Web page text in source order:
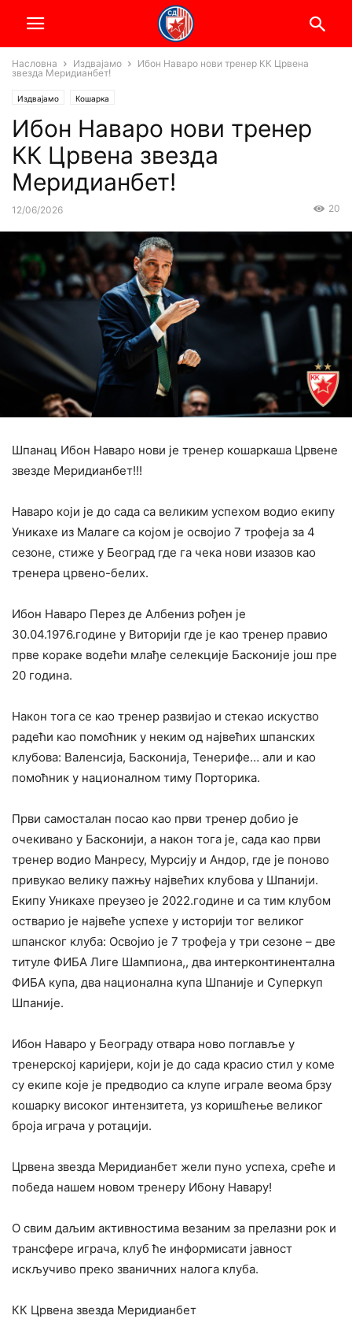
Насловна Издвајамо
Ибон Наваро нови тренер КК Црвена
звезда Меридианбет!
Издвајамо Кошарка
Ибон Наваро нови тренер
КК Црвена звезда
Меридианбет!
12/06/2026 20
Шпанац Ибон Наваро нови је тренер кошаркаша Црвене
звезде Меридианбет!!!
Наваро који је до сада са великим успехом водио екипу
Уникахе из Малаге са којом је освојио 7 трофеја за 4
сезоне, стиже у Београд где га чека нови изазов као
тренера црвено-белих.
Ибон Наваро Перез де Албениз рођен је
30.04.1976.године у Виторији где је као тренер правио
прве кораке водећи млађе селекције Басконије још пре
20 година.
Након тога се као тренер развијао и стекао искуство
радећи као помоћник у неким од највећих шпанских
клубова: Валенсија, Басконија, Тенерифе… али и као
помоћник у националном тиму Порторика.
Први самосталан посао као први тренер добио је
очекивано у Басконији, а након тога је, сада као први
тренер водио Манресу, Мурсију и Андор, где је поново
привукао велику пажњу највећих клубова у Шпанији.
Екипу Уникахе преузео је 2022.године и са тим клубом
остварио је највеће успехе у историји тог великог
шпанског клуба: Освојио је 7 трофеја у три сезоне – две
титуле ФИБА Лиге Шампиона,, два интерконтинентална
ФИБА купа, два национална купа Шпаније и Суперкуп
Шпаније.
Ибон Наваро у Београду отвара ново поглавље у
тренерској каријери, који је до сада красио стил у коме
су екипе које је предводио са клупе играле веома брзу
кошарку високог интензитета, уз коришћење великог
броја играча у ротацији.
Црвена звезда Меридианбет жели пуно успеха, среће и
победа нашем новом тренеру Ибону Навару!
О свим даљим активностима везаним за прелазни рок и
трансфере играча, клуб ће информисати јавност
искључиво преко званичних налога клуба.
КК Црвена звезда Меридианбет